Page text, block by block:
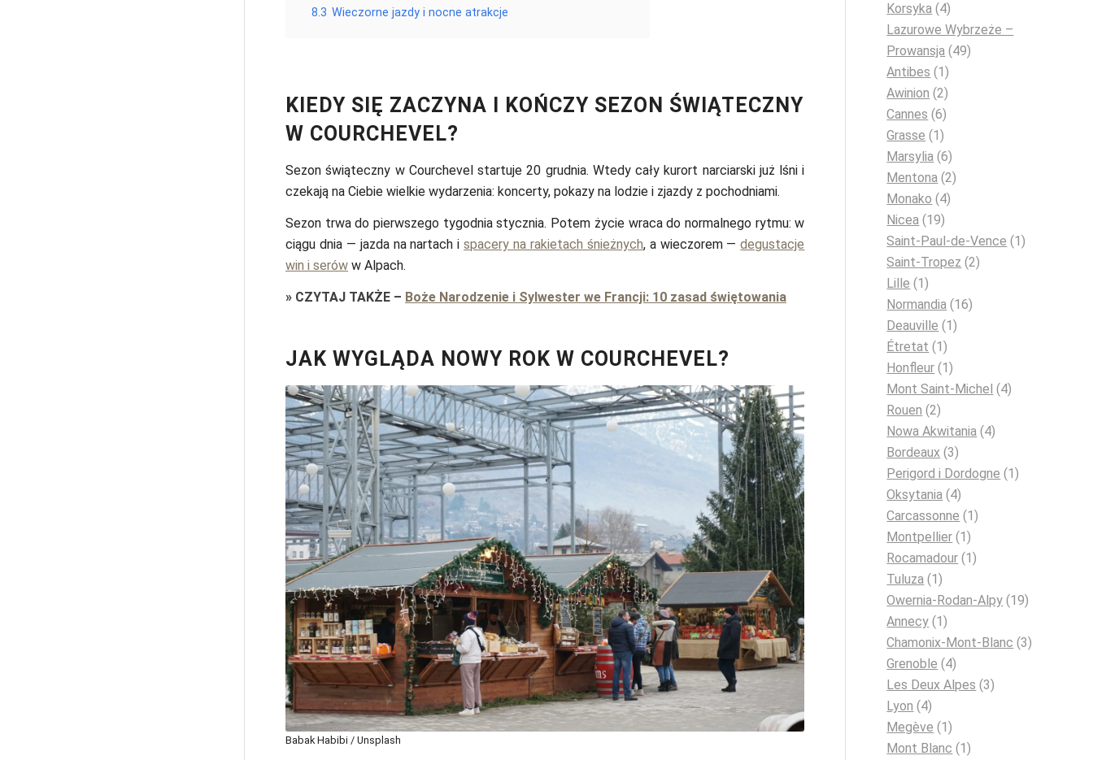
8.3 Wieczorne jazdy i nocne atrakcje
KIEDY SIĘ ZACZYNA I KOŃCZY SEZON ŚWIĄTECZNY
W COURCHEVEL?
Sezon świąteczny w Courchevel startuje 20 grudnia. Wtedy cały kurort narciarski już lśni i
czekają na Ciebie wielkie wydarzenia: koncerty, pokazy na lodzie i zjazdy z pochodniami.
Sezon trwa do pierwszego tygodnia stycznia. Potem życie wraca do normalnego rytmu: w
ciągu dnia — jazda na nartach ispacery na rakietach śnieżnych, a wieczorem —degustacje
win i serów w Alpach.
» CZYTAJ TAKŻE – Boże Narodzenie i Sylwester we Francji: 10 zasad świętowania
JAK WYGLĄDA NOWY ROK W COURCHEVEL?
Babak Habibi / Unsplash
Korsyka (4)
Lazurowe Wybrzeże –
Prowansja (49)
Antibes (1)
Awinion (2)
Cannes (6)
Grasse (1)
Marsylia (6)
Mentona (2)
Monako (4)
Nicea (19)
Saint-Paul-de-Vence (1)
Saint-Tropez (2)
Lille (1)
Normandia (16)
Deauville (1)
Étretat (1)
Honfleur (1)
Mont Saint-Michel (4)
Rouen (2)
Nowa Akwitania (4)
Bordeaux (3)
Perigord i Dordogne (1)
Oksytania (4)
Carcassonne (1)
Montpellier (1)
Rocamadour (1)
Tuluza (1)
Owernia-Rodan-Alpy (19)
Annecy (1)
Chamonix-Mont-Blanc (3)
Grenoble (4)
Les Deux Alpes (3)
Lyon (4)
Megève (1)
Mont Blanc (1)